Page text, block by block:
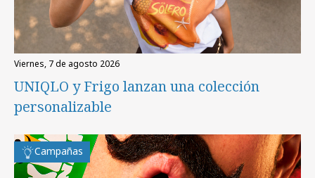
viernes, 7 de agosto 2026
UNIQLO y Frigo lanzan una colección
personalizable
Campañas